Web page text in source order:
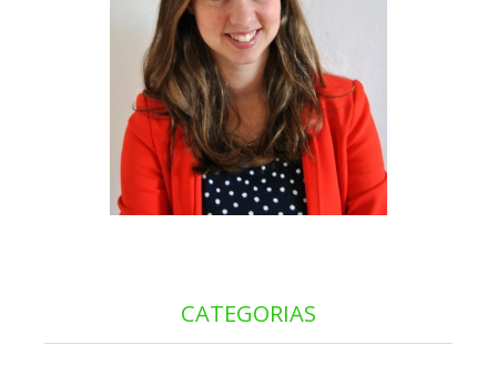
CATEGORIAS